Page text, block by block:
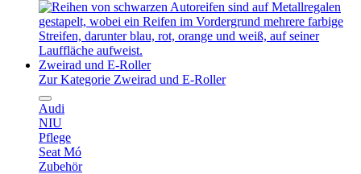
Zweirad und E-Roller
Zur Kategorie Zweirad und E-Roller
Audi
NIU
Pflege
Seat Mó
Zubehör